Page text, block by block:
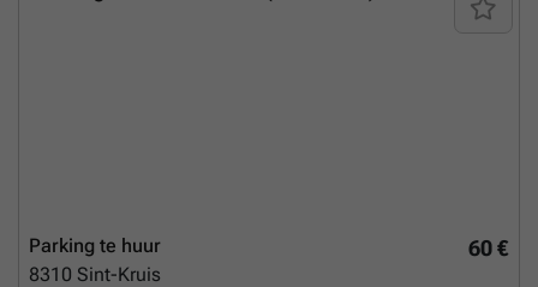
60 €
Parking te huur
8310 Sint-Kruis